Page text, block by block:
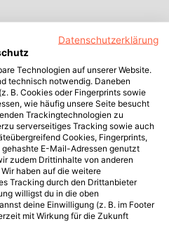
Datenschutzerklärung
Technologien auf unserer Website.
technisch notwendig. Daneben
B. Cookies oder Fingerprints sowie
wie häufig unsere Seite besucht
Trackingtechnologien zu
serverseitiges Tracking sowie auch
Cookies, Fingerprints,
E-Mail-Adressen genutzt
zudem Drittinhalte von anderen
haben auf die weitere
Tracking durch den Drittanbieter
willigst du in die oben
deine Einwilligung (z. B. im Footer
mit Wirkung für die Zukunft